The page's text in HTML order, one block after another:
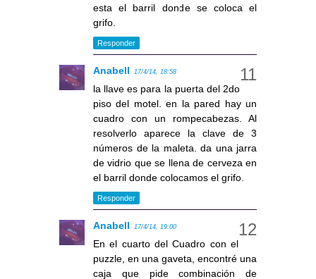
esta el barril donde se coloca el
grifo.
Responder
Anabell 17/4/14, 18:58
la llave es para la puerta del 2do
piso del motel. en la pared hay un
cuadro con un rompecabezas. Al
resolverlo aparece la clave de 3
números de la maleta. da una jarra
de vidrio que se llena de cerveza en
el barril donde colocamos el grifo.
Responder
Anabell 17/4/14, 19:00
En el cuarto del Cuadro con el
puzzle, en una gaveta, encontré una
caja que pide combinación de